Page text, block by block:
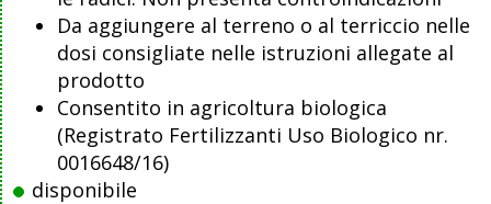
Da aggiungere al terreno o al terriccio nelle
dosi consigliate nelle istruzioni allegate al
prodotto
Consentito in agricoltura biologica
(Registrato Fertilizzanti Uso Biologico nr.
0016648/16)
disponibile